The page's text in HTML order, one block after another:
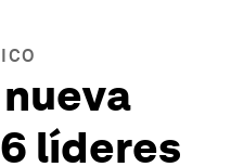
líderes